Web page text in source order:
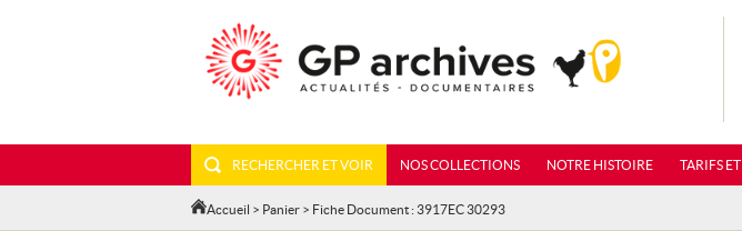
RECHERCHER ET VOIR NOS COLLECTIONS NOTRE HISTOIRE TARIFS
Accueil > Panier > Fiche Document : 3917EC 30293